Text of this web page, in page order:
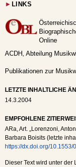
► LINKS
Online
ACDH, Abteilung
Publikationen zur
LETZTE INHALTLICHE
14.3.2004
EMPFOHLENE
ARa , Art. „Lorenzoni,
Barbara Boisits (letzte
https://dx.doi.org/10.1553/
Dieser Text wird unter der